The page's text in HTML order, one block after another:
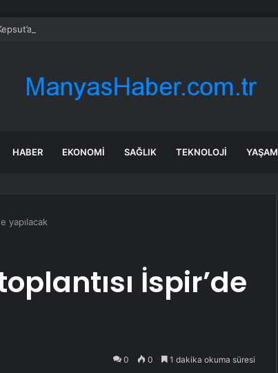
Kent Lokantası ve altyapı desteği
HABER EKONOMI SAĞLIK TEKNOLOJI YAŞAM
yapılacak
İspir’de
0 0 1 dakika okuma süresi